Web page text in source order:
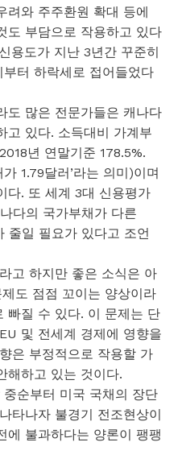
려와 주주환원 확대 등에
도 부담으로 작용하고 있다
용도가 지난 3년간 꾸준히
터 하락세로 접어들었다
도 많은 전문가들은 캐나다
고 있다. 소득대비 가계부
년 연말기준 178.5%.
1.79달러’라는 의미)이며
다. 또 세계 3대 신용평가
다의 국가부채가 다른
줄일 필요가 있다고 조언
고 하지만 좋은 소식은 아
도 점점 꼬이는 양상이라
빠질 수 있다. 이 문제는 단
및 전세계 경제에 영향을
은 부정적으로 작용할 가
해하고 있는 것이다.
순부터 미국 국채의 장단
타나자 불경기 전조현상이
에 불과하다는 양론이 팽팽